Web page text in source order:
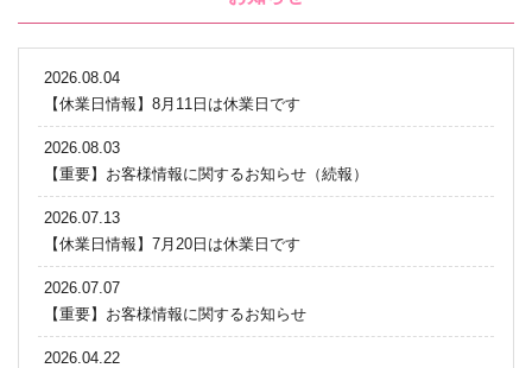
2026.08.04
【休業日情報】8月11日は休業日です
2026.08.03
【重要】お客様情報に関するお知らせ（続報）
2026.07.13
【休業日情報】7月20日は休業日です
2026.07.07
【重要】お客様情報に関するお知らせ
2026.04.22